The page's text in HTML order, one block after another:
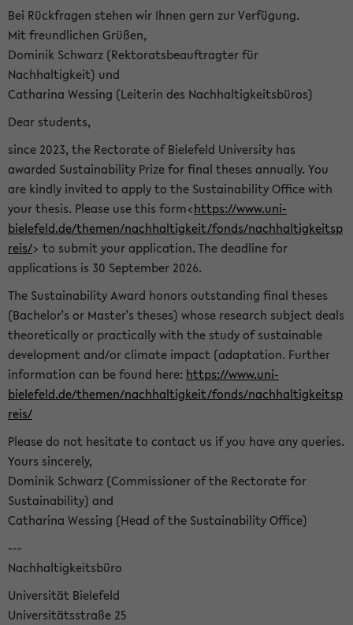
Bei Rückfragen stehen wir Ihnen gern zur Verfügung.
Mit freundlichen Grüßen,
Dominik Schwarz (Rektoratsbeauftragter für
Nachhaltigkeit) und
Catharina Wessing (Leiterin des Nachhaltigkeitsbüros)
Dear students,
since 2023, the Rectorate of Bielefeld University has
awarded Sustainability Prize for final theses annually. You
are kindly invited to apply to the Sustainability Office with
your thesis. Please use this form<https://www.uni-
bielefeld.de/themen/nachhaltigkeit/fonds/nachhaltigkeitsp
reis/> to submit your application. The deadline for
applications is 30 September 2026.
The Sustainability Award honors outstanding final theses
(Bachelor's or Master's theses) whose research subject deals
theoretically or practically with the study of sustainable
development and/or climate impact (adaptation. Further
information can be found here: https://www.uni-
bielefeld.de/themen/nachhaltigkeit/fonds/nachhaltigkeitsp
reis/
Please do not hesitate to contact us if you have any queries.
Yours sincerely,
Dominik Schwarz (Commissioner of the Rectorate for
Sustainability) and
Catharina Wessing (Head of the Sustainability Office)
---
Nachhaltigkeitsbüro
Universität Bielefeld
Universitätsstraße 25